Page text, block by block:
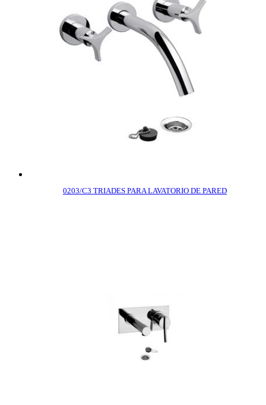
0203/C3 TRIADES PARA LAVATORIO DE PARED